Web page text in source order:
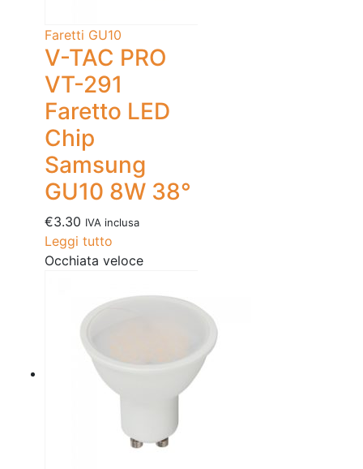
Faretti GU10
V-TAC PRO
VT-291
Faretto LED
Chip
Samsung
GU10 8W 38°
€3.30 IVA inclusa
Leggi tutto
Occhiata veloce